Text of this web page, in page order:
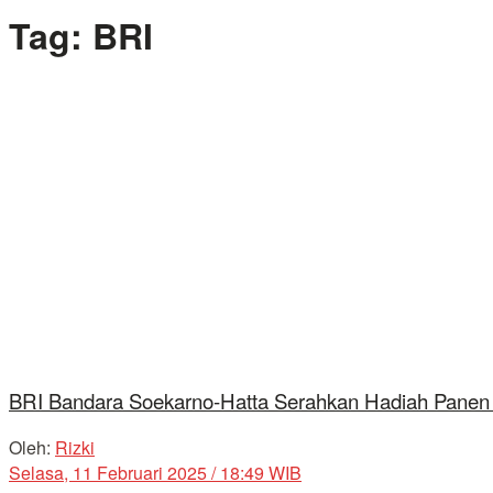
Tag: BRI
BRI Bandara Soekarno-Hatta Serahkan Hadiah
Oleh: Rizki
Selasa, 11 Februari 2025 / 18:49 WIB